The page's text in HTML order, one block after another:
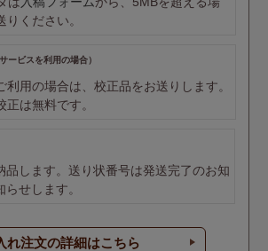
りください。
ービスを利用の場合）
利用の場合は、校正品をお送りします。
は無料です。
品します。送り状番号は発送完了のお知
せします。
れ注文の詳細はこちら